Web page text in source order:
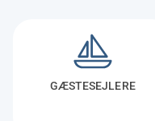
GÆSTESEJLERE